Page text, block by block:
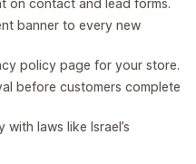
on contact and lead forms.
banner to every new
policy page for your store.
before customers complete
laws like Israel’s